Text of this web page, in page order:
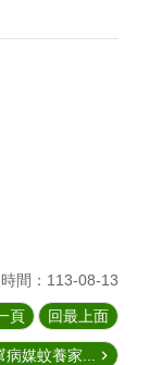
間：113-08-13
頁 回最上面
媒蚊養家...